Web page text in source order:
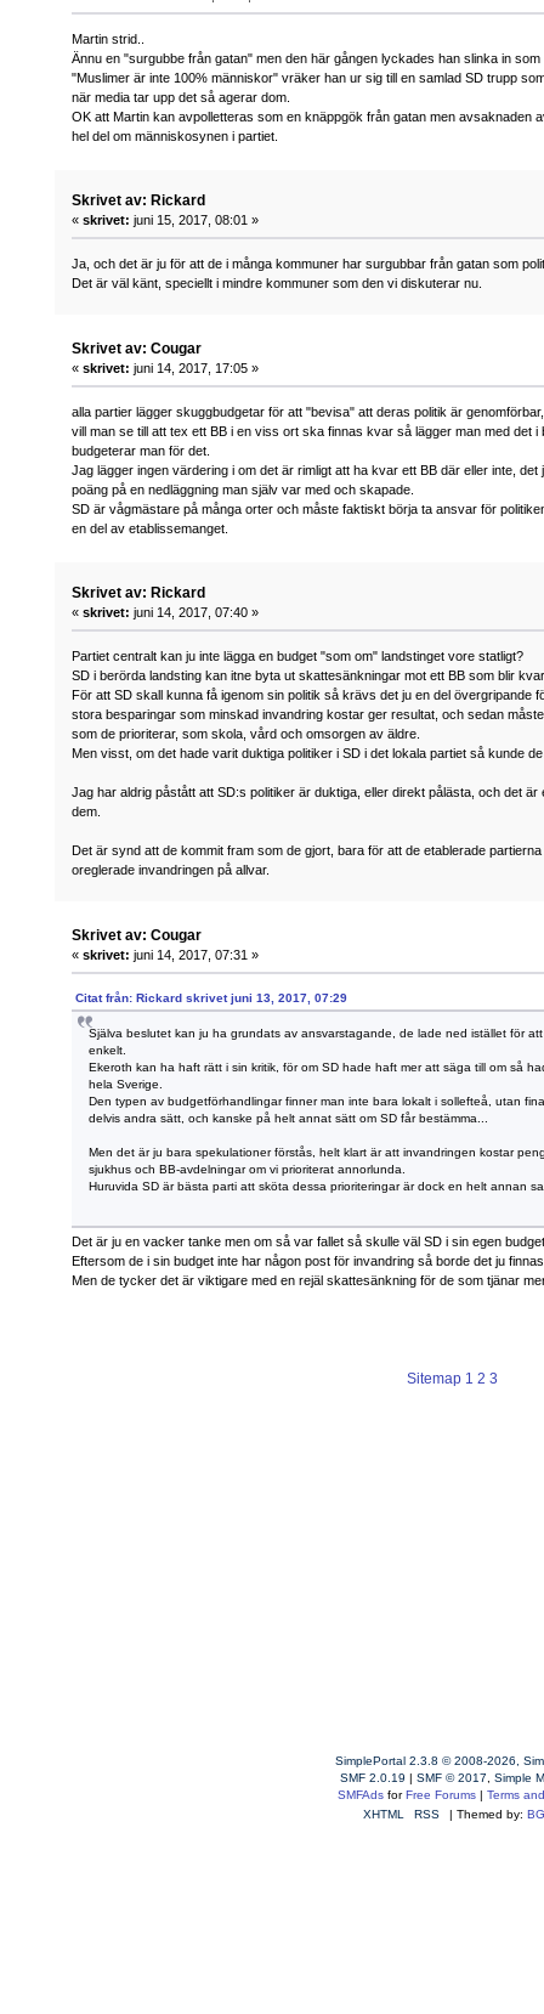
Martin strid..
Ännu en "surgubbe från gatan" men den här gången lyckades han slinka in
"Muslimer är inte 100% människor" vräker han ur sig till en samlad SD trupp
när media tar upp det så agerar dom.
OK att Martin kan avpolletteras som en knäppgök från gatan men avsaknaden
hel del om människosynen i partiet.
Skrivet av: Rickard
«skrivet: juni 15, 2017, 08:01 »
Ja, och det är ju för att de i många kommuner har surgubbar från gatan som
Det är väl känt, speciellt i mindre kommuner som den vi diskuterar nu.
Skrivet av: Cougar
«skrivet: juni 14, 2017, 17:05 »
alla partier lägger skuggbudgetar för att "bevisa" att deras politik är
vill man se till att tex ett BB i en viss ort ska finnas kvar så lägger man med det
budgeterar man för det.
Jag lägger ingen värdering i om det är rimligt att ha kvar ett BB där eller inte,
poäng på en nedläggning man själv var med och skapade.
SD är vågmästare på många orter och måste faktiskt börja ta ansvar för
en del av etablissemanget.
Skrivet av: Rickard
«skrivet: juni 14, 2017, 07:40 »
Partiet centralt kan ju inte lägga en budget "som om" landstinget vore statligt?
SD i berörda landsting kan itne byta ut skattesänkningar mot ett BB som blir
För att SD skall kunna få igenom sin politik så krävs det ju en del övergripande
stora besparingar som minskad invandring kostar ger resultat, och sedan
som de prioriterar, som skola, vård och omsorgen av äldre.
Men visst, om det hade varit duktiga politiker i SD i det lokala partiet så kunde
Jag har aldrig påstått att SD:s politiker är duktiga, eller direkt pålästa, och det
dem.
Det är synd att de kommit fram som de gjort, bara för att de etablerade
oreglerade invandringen på allvar.
Skrivet av: Cougar
«skrivet: juni 14, 2017, 07:31 »
Citat från: Rickard skrivet juni 13, 2017, 07:29
Själva beslutet kan ju ha grundats av ansvarstagande, de lade ned istället för
enkelt.
Ekeroth kan ha haft rätt i sin kritik, för om SD hade haft mer att säga till om så
hela Sverige.
Den typen av budgetförhandlingar finner man inte bara lokalt i sollefteå, utan
delvis andra sätt, och kanske på helt annat sätt om SD får bestämma...
Men det är ju bara spekulationer förstås, helt klart är att invandringen kostar
sjukhus och BB-avdelningar om vi prioriterat annorlunda.
Huruvida SD är bästa parti att sköta dessa prioriteringar är dock en helt annan
Det är ju en vacker tanke men om så var fallet så skulle väl SD i sin egen
Eftersom de i sin budget inte har någon post för invandring så borde det ju
Men de tycker det är viktigare med en rejäl skattesänkning för de som tjänar
Sitemap 1 2 3
SimplePortal 2.3.8 © 2008-2026,
SMF 2.0.19 | SMF © 2017
Simple
SMFAds forFree Forums | Terms
XHTML
RSS | Themed by: